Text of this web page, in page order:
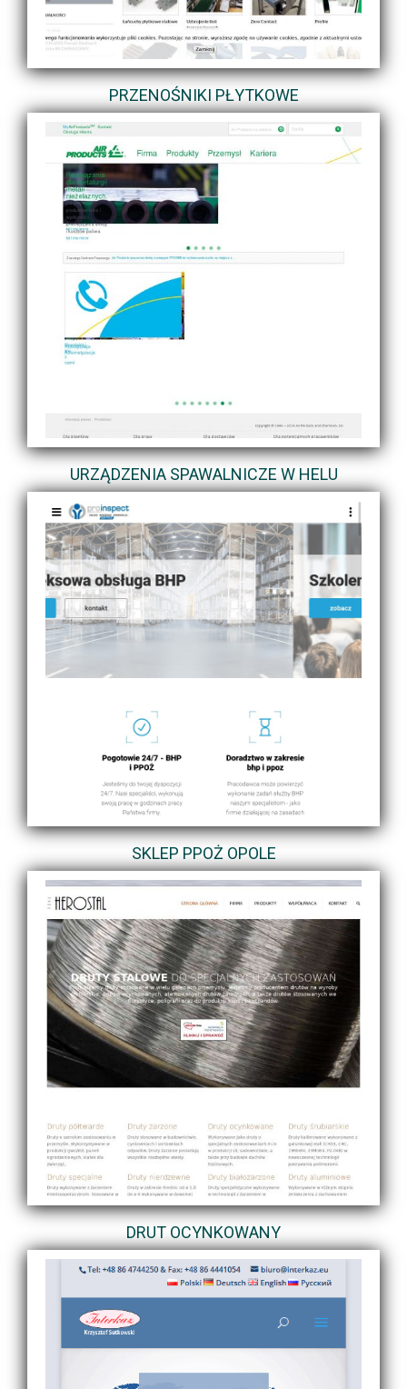
PRZENOŚNIKI PŁYTKOWE
URZĄDZENIA SPAWALNICZE W HELU
SKLEP PPOŻ OPOLE
DRUT OCYNKOWANY